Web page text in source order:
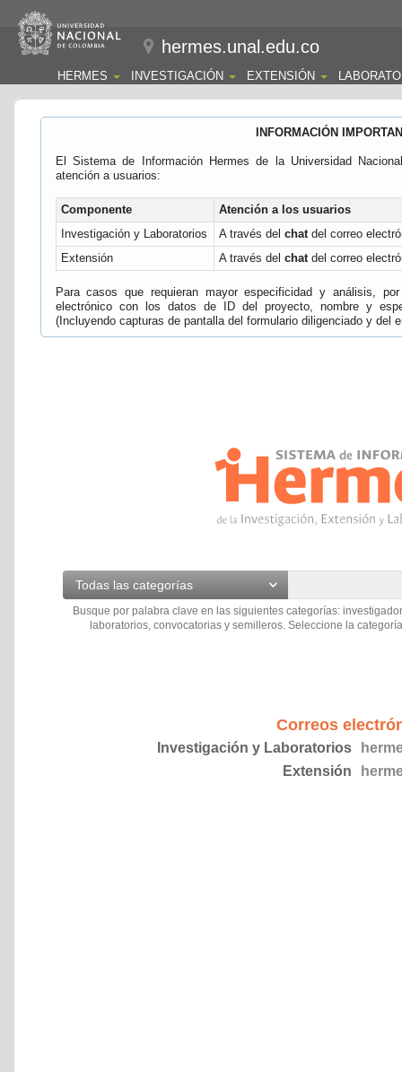
hermes.unal.edu.co
HERMES INVESTIGACIÓN EXTENSIÓN
INFORMACIÓN
El Sistema de Información Hermes de la Universidad
atención a usuarios:
Componente
Atención a los usuarios
Investigación y Laboratorios
A través del chatdel correo
Extensión
A través del chatdel correo
Para casos que requieran mayor especificidad y análisis,
electrónico con los datos de ID del proyecto, nombre y
(Incluyendo capturas de pantalla del formulario diligenciado y del
Todas las categorías
Busque por palabra clave en las siguientes categorías:
laboratorios, convocatorias y semilleros. Seleccione la
Correos
Investigación y Laboratorios
Extensión